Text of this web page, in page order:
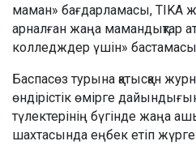
маман» бағдарламасы, TIKA
арналған жаңа мамандықтар
колледждер үшін»
Баспасөз турына қатысқан
өндірістік өмірге
түлектерінің бүгінде жаңа
шахтасында еңбек етіп